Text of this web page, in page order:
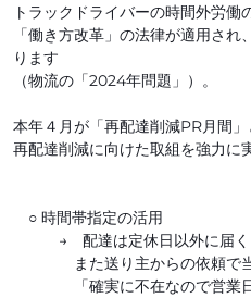
トラックドライバーの時間外労働
「働き方改革」の法律が適用さ
ります
（物流の「2024年問題」）。
本年４月が「再配達削減PR月間」
再配達削減に向けた取組を強力に
○ 時間帯指定の活用
→ 配達は定休日以外に届くよ
また送り主からの依頼で当
「確実に不在なので営業日に